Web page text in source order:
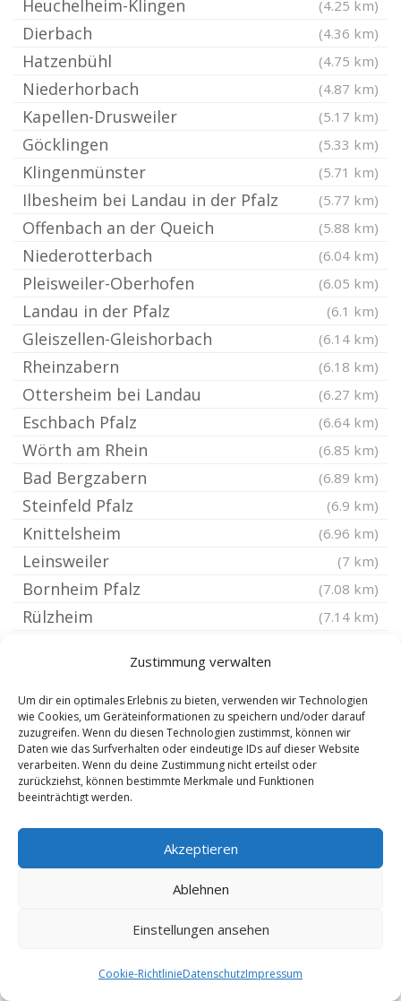
Zustimmung verwalten
Um dir ein optimales Erlebnis zu bieten, verwenden wir Technologien
wie Cookies, um Geräteinformationen zu speichern und/oder darauf
zuzugreifen. Wenn du diesen Technologien zustimmst, können wir
Daten wie das Surfverhalten oder eindeutige IDs auf dieser Website
verarbeiten. Wenn du deine Zustimmung nicht erteilst oder
zurückziehst, können bestimmte Merkmale und Funktionen
beeinträchtigt werden.
Akzeptieren
Ablehnen
Einstellungen ansehen
Cookie-RichtlinieDatenschutzImpressum
Heuchelheim-Klingen (4.25 km)
Dierbach (4.36 km)
Hatzenbühl (4.75 km)
Niederhorbach (4.87 km)
Kapellen-Drusweiler (5.17 km)
Göcklingen (5.33 km)
Klingenmünster (5.71 km)
Ilbesheim bei Landau in der Pfalz (5.77 km)
Offenbach an der Queich (5.88 km)
Niederotterbach (6.04 km)
Pleisweiler-Oberhofen (6.05 km)
Landau in der Pfalz (6.1 km)
Gleiszellen-Gleishorbach (6.14 km)
Rheinzabern (6.18 km)
Ottersheim bei Landau (6.27 km)
Eschbach Pfalz (6.64 km)
Wörth am Rhein (6.85 km)
Bad Bergzabern (6.89 km)
Steinfeld Pfalz (6.9 km)
Knittelsheim (6.96 km)
Leinsweiler (7 km)
Bornheim Pfalz (7.08 km)
Rülzheim (7.14 km)
Birkweiler (7.34 km)
Kapsweyer (7.6 km)
Waldhambach Pfalz (7.81 km)
Hagenbach Pfalz
Kuhardt
Neupotz (8.06 km)
Münchweiler am Klingbach
Frankweiler Pfalz